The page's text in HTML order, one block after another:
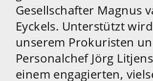
Gesellschafter Magnus
Eyckels. Unterstützt
unserem Prokuristen
Personalchef Jörg
einem engagierten,